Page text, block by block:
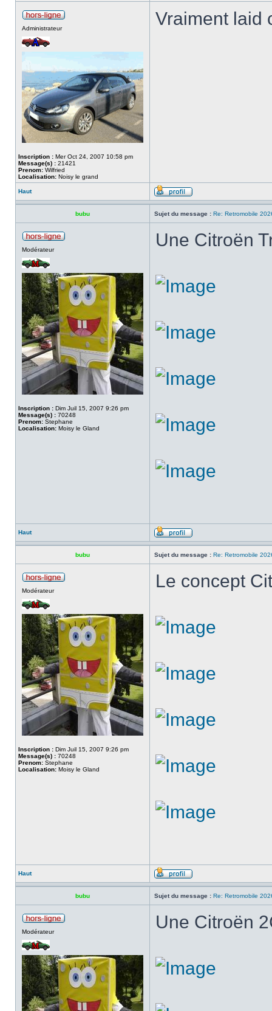
Administrateur
Inscription : Mer Oct 24, 2007 10:58 pm
Message(s) : 21421
Prenom: Wilfried
Localisation: Noisy le grand
Vraiment laid
Haut
bubu Sujet du message : Re: Retromobile
Modérateur
Inscription : Dim Juil 15, 2007 9:26 pm
Message(s) : 70248
Prenom: Stephane
Localisation: Moisy le Gland
Une Citroën
Haut
bubu Sujet du message : Re: Retromobile
Modérateur
Inscription : Dim Juil 15, 2007 9:26 pm
Message(s) : 70248
Prenom: Stephane
Localisation: Moisy le Gland
Le concept
Haut
bubu Sujet du message : Re: Retromobile
Modérateur Une Citroën